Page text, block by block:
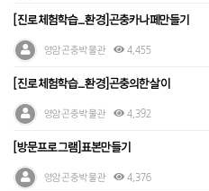
[진로체험학습_환경]곤충카나페만들기
영암곤충박물관 4,455
[진로체험학습_환경]곤충의한살이
영암곤충박물관 4,392
[방문프로그램]표본만들기
영암곤충박물관 4,376